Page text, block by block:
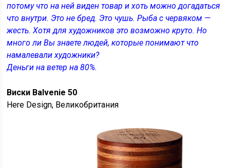
потому что на ней виден товар и хоть можно догадаться
что внутри. Это не бред. Это чушь. Рыба с червяком —
жесть. Хотя для художников это возможно круто. Но
много ли Вы знаете людей, которые понимают что
намалевали художники?
Деньги на ветер на 80%.
Виски Balvenie 50
Here Design, Великобритания